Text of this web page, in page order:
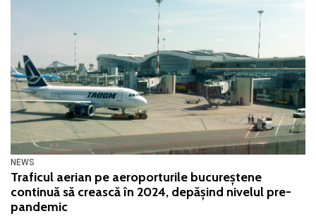
NEWS
Traficul aerian pe aeroporturile bucureștene
continuă să crească în 2024, depășind nivelul pre-
pandemic